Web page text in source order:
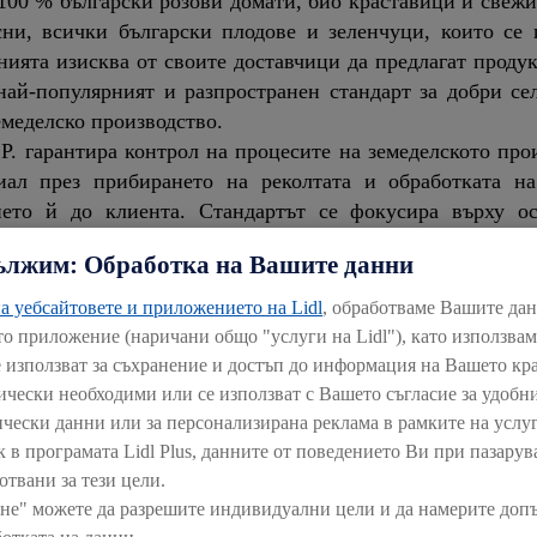
всички български плодове и зеленчуци, които се
изисква от своите доставчици да предлагат
и разпространен стандарт за добри
производство.
контрол на процесите на земеделското
през прибирането на реколтата и обработката
й до клиента. Стандартът се фокусира върху
опазването на околната среда, ефективна система за
труд за работниците.
G.A.P. като задължителен стандарт и за родните
помогнала финансово и логистично на много от
стойност на земеделските производители. На
В чисто бизнес план – увеличават се
Сериозно предимство е и намаляването на
чрез въвеждане на стриктни контролни
сертифициране осигурява достъп до нови
Обработка на Вашите данни
уебсайтовете и приложението на Lidl, обработваме Вашите
приложение (наричани общо "услуги на Lidl"), като
използват за съхранение и достъп до информация на Вашето
необходими или се използват с Вашето съгласие за
данни или за персонализирана реклама в рамките на
в програмата Lidl Plus, данните от поведението Ви при
за тези цели.
можете да разрешите индивидуални цели и да намерите